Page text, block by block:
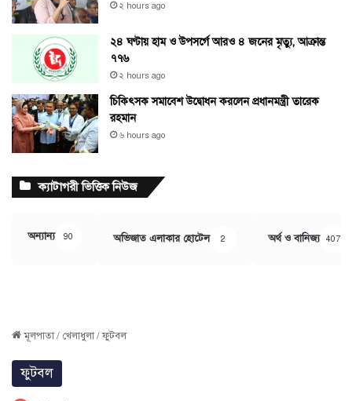
২ hours ago
২৪ ঘণ্টায় হাম ও উপসর্গে আরও ৪ জনের মৃত্যু, আক্রান্ত
৭৭৬
২ hours ago
চিকিৎসক সমাবেশ উদ্বোধন করলেন প্রধানমন্ত্রী তারেক
রহমান
৬ hours ago
ক্যাটাগরী ভিত্তিক নিউজ
অন্যান্য 90 অভিজাত এলাকার হোটেল 2 অর্থ ও বানিজ্য 407